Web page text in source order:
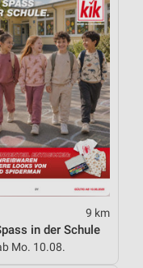
9 km
in der Schule
Mo. 10.08.
von